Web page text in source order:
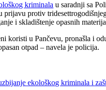
kriminala u saradnji sa
protiv
i skladištenje opasnih
koristi u Pančevu, pronašla i
otpad – navela je policija.
ekološkog kriminala i